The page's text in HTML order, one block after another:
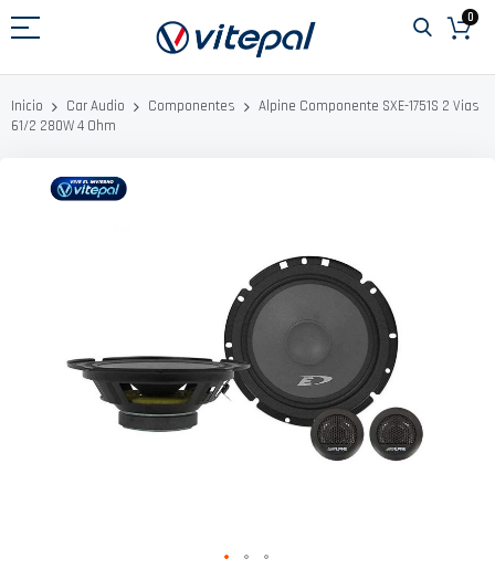
al
0
Inicio Car Audio Componentes
Alpine Componente SXE-1751S 2 Vias
61/2 280W 4 Ohm